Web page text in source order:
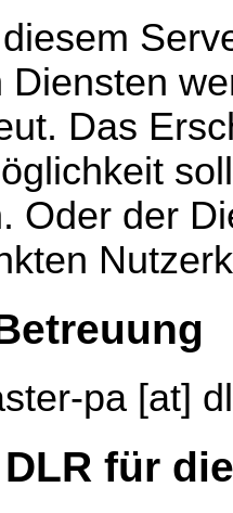
Diensten
Das
Oder der
pa [at]
für